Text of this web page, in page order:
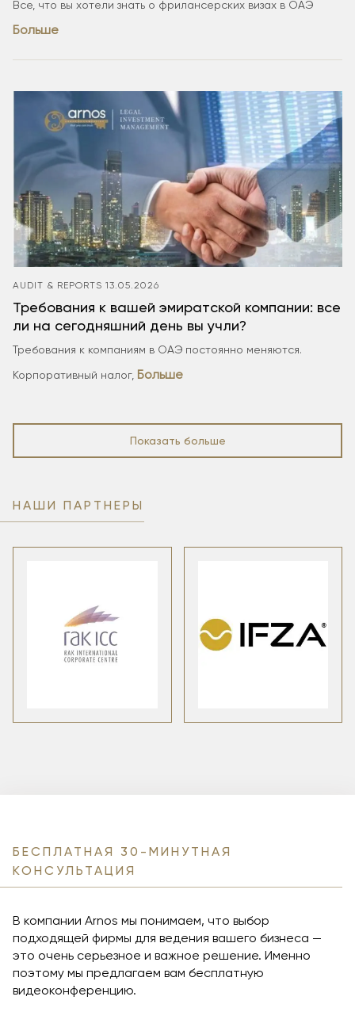
Все, что вы хотели знать о фрилансерских визах в ОАЭ
Больше
AUDIT & REPORTS 13.05.2026
Требования к вашей эмиратской компании: все
ли на сегодняшний день вы учли?
Требования к компаниям в ОАЭ постоянно меняются.
Корпоративный налог, Больше
Показать больше
НАШИ ПАРТНЕРЫ
БЕСПЛАТНАЯ 30-МИНУТНАЯ
КОНСУЛЬТАЦИЯ
В компании Arnos мы понимаем, что выбор
подходящей фирмы для ведения вашего бизнеса —
это очень серьезное и важное решение. Именно
поэтому мы предлагаем вам бесплатную
видеоконференцию.